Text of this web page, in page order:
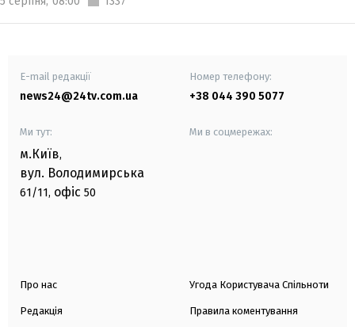
E-mail редакції
news24@24tv.com.ua
Номер телефону:
+38 044 390 5077
Ми тут:
м.Київ,
вул. Володимирська
61/11, офіс 50
Ми в соцмережах:
Про нас
Редакція
Угода Користувача Спільноти
Правила коментування